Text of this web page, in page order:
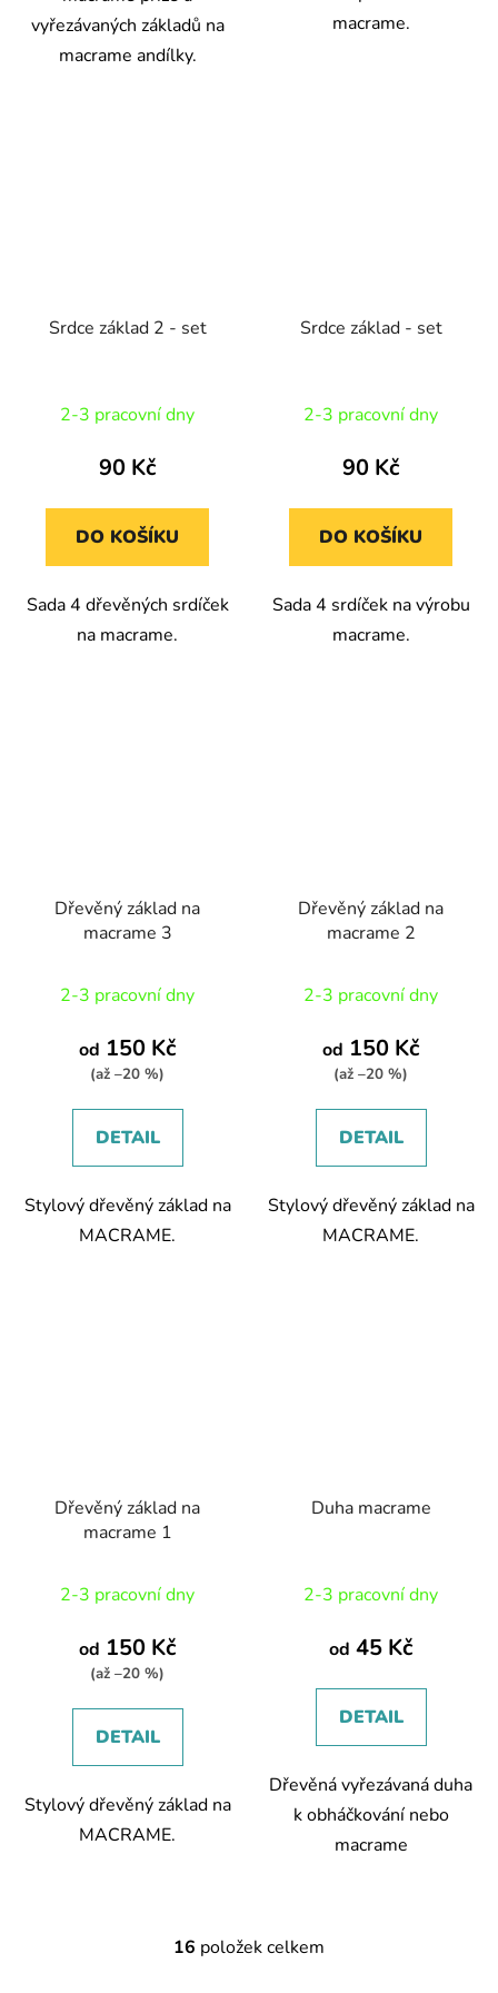
vyřezávaných základů na
macrame andílky.
macrame.
Srdce základ 2 - set
2-3 pracovní dny
90 Kč
DO KOŠÍKU
Sada 4 dřevěných srdíček
na macrame.
Srdce základ - set
2-3 pracovní dny
90 Kč
DO KOŠÍKU
Sada 4 srdíček na výrobu
macrame.
Dřevěný základ na
macrame 3
2-3 pracovní dny
od 150 Kč
(až –20 %)
DETAIL
Stylový dřevěný základ na
MACRAME.
Dřevěný základ na
macrame 2
2-3 pracovní dny
od 150 Kč
(až –20 %)
DETAIL
Stylový dřevěný základ na
MACRAME.
Dřevěný základ na
macrame 1
2-3 pracovní dny
od 150 Kč
(až –20 %)
DETAIL
Stylový dřevěný základ na
MACRAME.
Duha macrame
2-3 pracovní dny
od 45 Kč
DETAIL
Dřevěná vyřezávaná duha
k obháčkování nebo
macrame
O
16 položek celkem